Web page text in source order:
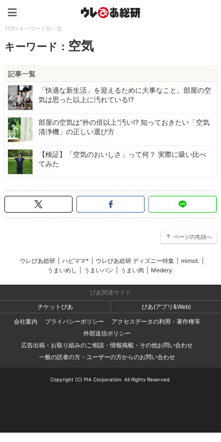
TOP>キーワード別一覧
キーワード： 空気
記事一覧
「快適な新生活」を迎えるために大事なこと。部屋の空
気は思った以上に汚れている!?
部屋の空気は“外の倍以上”汚い!? 知っておきたい「空気
清浄機」の正しい選び方
【検証】「空気のおいしさ」って何？ 実際に吸い比べ
てみた
ページの先頭へ
ウレぴあ総研 ハピママ* ウレぴあ総研 ディズニー特集 mimot.
うまいめし
うまいパン うまい肉 Medery.
ぴあ関連サイト
チケットぴあ
ぴあ(アプリ&Web)
会社案内
プライバシーポリシー
アクセスデータの利用・著作権等
外部送信ポリシー
広告出稿・お取り組みのご相談・情報掲載・その他お問い合わせ
一般の読者の方・ユーザーの方からのお問い合わせ
Copyright (C) PIA Corporation. All Rights Reserved.